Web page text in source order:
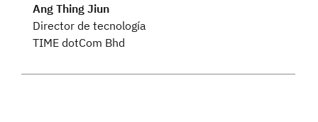
Ang Thing Jiun
Director de tecnología
TIME dotCom Bhd